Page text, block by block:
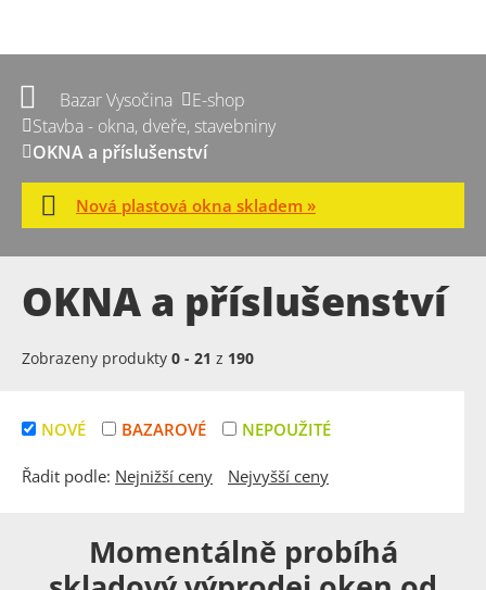
Bazar Vysočina
E-shop
Stavba - okna, dveře, stavebniny
OKNA a příslušenství
Nová plastová okna skladem »
OKNA a příslušenství
Zobrazeny produkty 0 - 21 z 190
NOVÉ BAZAROVÉ NEPOUŽITÉ
Řadit podle: Nejnižší ceny Nejvyšší ceny
Momentálně probíhá